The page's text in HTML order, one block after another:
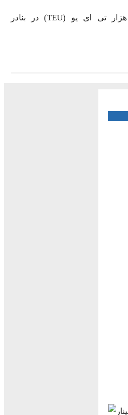
جابجایی بیش از 650 هزار تی ای یو (TEU) در بنادر